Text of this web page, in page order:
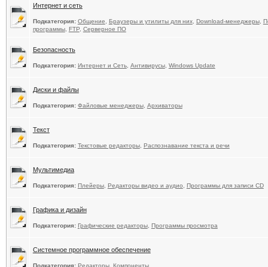
Интернет и сеть
Подкатегория: Общение Браузеры и утилиты для них, Download-менеджеры,
программы, FTP, Серверное ПО
Безопасность
Подкатегория: Интернет и Сеть, Антивирусы, Windows Update
Диски и файлы
Подкатегория: Файловые менеджеры, Архиваторы
Текст
Подкатегория: Текстовые редакторы, Распознавание текста и речи
Мультимедиа
Подкатегория: Плейеры, Редакторы видео и аудио Программы для записи CD
Графика и дизайн
Подкатегория: Графические редакторы, Программы просмотра
Системное программное обеспечение
Подкатегория: Редакторы, Компоненты